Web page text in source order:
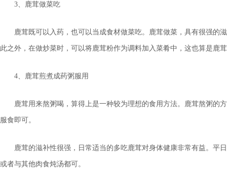
3、鹿茸做菜吃
鹿茸既可以入药，也可以当成食材做菜吃。鹿茸做菜，具有很强
此之外，在做炒菜时，可以将鹿茸粉作为调料加入菜肴中，这也算是鹿
4、鹿茸煎煮成药粥服用
鹿茸用来熬粥喝，算得上是一种较为理想的食用方法。鹿茸熬粥的
服食即可。
鹿茸的滋补性很强，日常适当的多吃鹿茸对身体健康非常有益。平
或者与其他肉食炖汤都可。